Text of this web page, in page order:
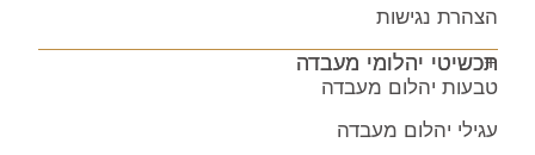
הצהרת נגישות
תכשיטי יהלומי מעבדה
טבעות יהלום מעבדה
עגילי יהלום מעבדה